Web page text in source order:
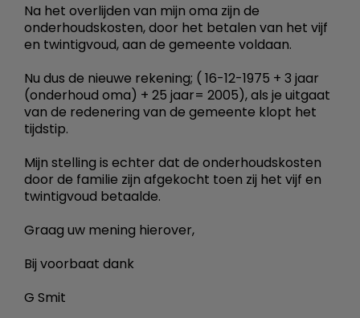
Na het overlijden van mijn oma zijn de
onderhoudskosten, door het betalen van het vijf
en twintigvoud, aan de gemeente voldaan.
Nu dus de nieuwe rekening; ( 16-12-1975 + 3 jaar
(onderhoud oma) + 25 jaar= 2005), als je uitgaat
van de redenering van de gemeente klopt het
tijdstip.
Mijn stelling is echter dat de onderhoudskosten
door de familie zijn afgekocht toen zij het vijf en
twintigvoud betaalde.
Graag uw mening hierover,
Bij voorbaat dank
G Smit